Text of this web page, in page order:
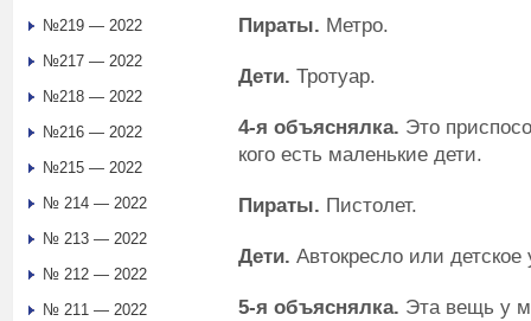
Пираты. Метро.
Дети. Тротуар.
4-я объяснялка. Это
кого есть маленькие дети.
Пираты. Пистолет.
Дети. Автокресло или
5-я объяснялка. Эта вещь у
№219 — 2022
№217 — 2022
№218 — 2022
№216 — 2022
№215 — 2022
№ 214 — 2022
№ 213 — 2022
№ 212 — 2022
№ 211 — 2022